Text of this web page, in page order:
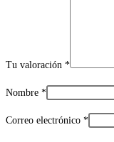
Tu valoración *
Nombre *
Correo electrónico *